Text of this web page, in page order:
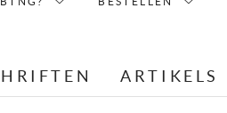
ARTIKELS